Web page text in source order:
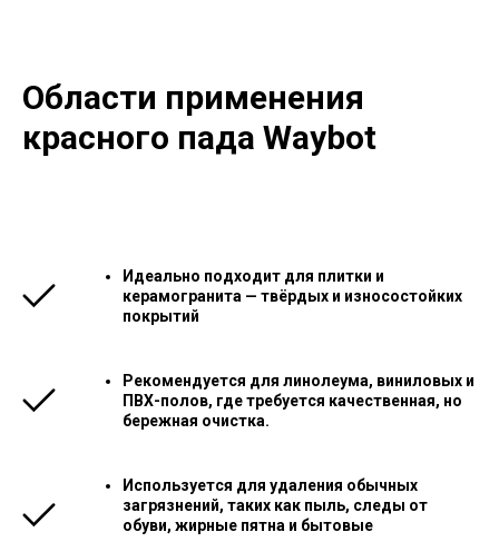
Области применения
красного пада Waybot
Идеально подходит для плитки и
керамогранита — твёрдых и износостойких
покрытий
Рекомендуется для линолеума, виниловых и
ПВХ-полов, где требуется качественная, но
бережная очистка.
Используется для удаления обычных
загрязнений, таких как пыль, следы от
обуви, жирные пятна и бытовые